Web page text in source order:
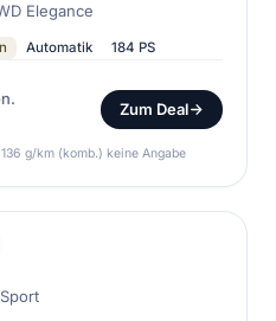
Elegance
Automatik 184 PS
Zum Deal
g/km (komb.) keine Angabe